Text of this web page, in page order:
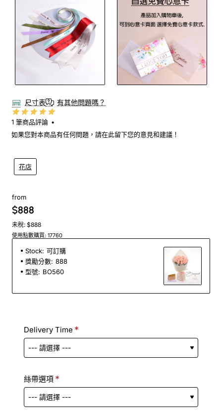
尺寸表 有其他問題嗎？
花店
1 筆商品評論 •
如果您對本商品有任何問題，請在此留下您的意見和建議！
from
$888
未稅: $888
使用點數購買: 17760
Stock: 可訂購
獎勵分數: 888
型號: BO560
Delivery Time
絲帶選項